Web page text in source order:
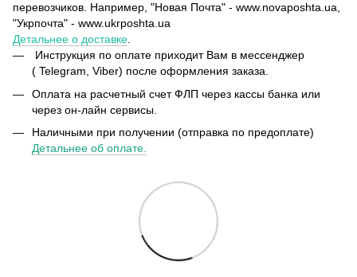
перевозчиков. Например, "Новая Почта" - www.novaposhta.ua,
"Укрпочта" - www.ukrposhta.ua
Детальнее о доставке
Инструкция по оплате приходит Вам в мессенджер
( Telegram, Viber) после оформления заказа.
Оплата на расчетный счет ФЛП через кассы банка или
через он-лайн сервисы.
Наличными при получении (отправка по предоплате)
Детальнее об оплате.